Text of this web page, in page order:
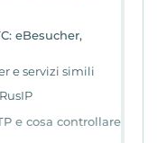
eBesucher,
e servizi simili
e cosa controllare